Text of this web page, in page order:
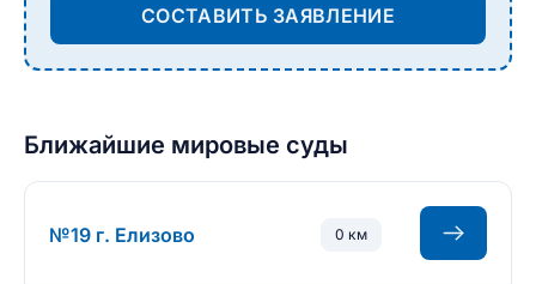
СОСТАВИТЬ ЗАЯВЛЕНИЕ
Ближайшие мировые суды
№19 г. Елизово 0 км